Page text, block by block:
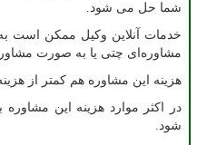
شما حل می شود.
خدمات آنلاین وکیل ممکن است
مشاوره‌ای چتی یا به صورت
هزینه این مشاوره هم کمتر از
شود.